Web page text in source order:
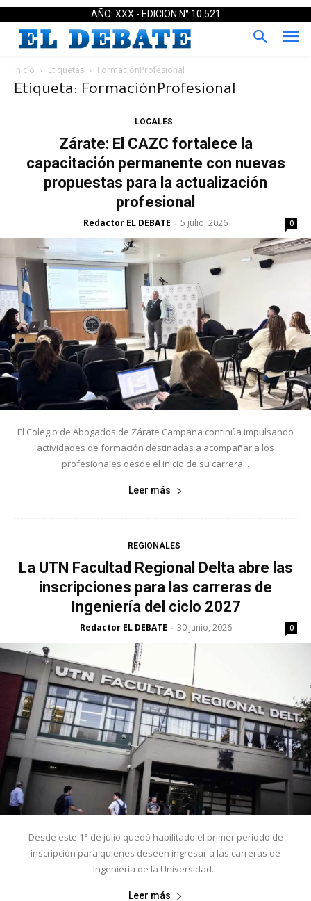
AÑO: XXX - EDICION N°:10.521
Inicio Etiquetas FormaciónProfesional
Etiqueta: FormaciónProfesional
LOCALES
Zárate: El CAZC fortalece la
capacitación permanente con nuevas
propuestas para la actualización
profesional
Redactor EL DEBATE - 5 julio, 2026 0
El Colegio de Abogados de Zárate Campana continúa impulsando
actividades de formación destinadas a acompañar a los
profesionales desde el inicio de su carrera...
Leer más
REGIONALES
La UTN Facultad Regional Delta abre las
inscripciones para las carreras de
Ingeniería del ciclo 2027
Redactor EL DEBATE - 30 junio, 2026 0
Desde este 1° de julio quedó habilitado el primer período de
inscripción para quienes deseen ingresar a las carreras de
Ingeniería de la Universidad...
Leer más